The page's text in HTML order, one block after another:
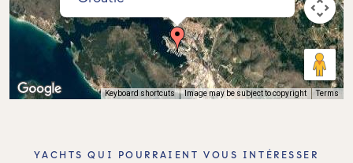
Keyboard shortcuts Image may be subject to copyright Terms
YACHTS QUI POURRAIENT VOUS INTÉRESSER